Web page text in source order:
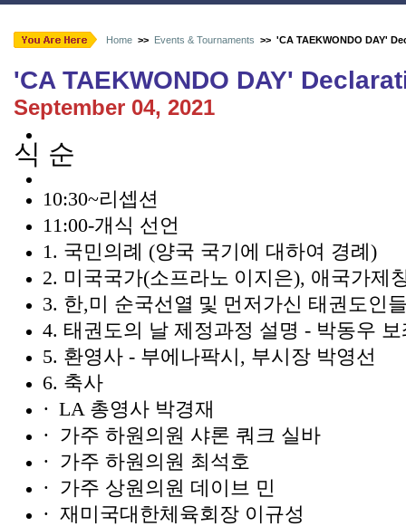
Home >> Events & Tournaments >> 'CA TAEKWONDO DAY'
'CA TAEKWONDO DAY'
September 04, 2021
식 순
10:30~리셉션
11:00-개식 선언
1. 국민의례 (양국 국기에 대하여 경례 )
2. 미국국가(소프라노 이지은), 애국가제
3. 한,미 순국선열 및 먼저가신 태권도인
4. 태권도의 날 제정과정 설명 - 박동우
5. 환영사 - 부에나팍시 , 부시장 박영선
6. 축사
· LA 총영사 박경재
· 가주 하원의원 샤론 쿼크 실바
· 가주 하원의원 최석호
· 가주 상원의원 데이브 민
· 재미국대한체육회장 이규성